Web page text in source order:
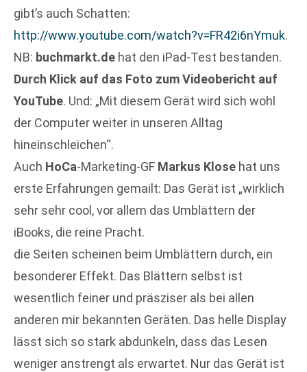
gibt’s auch Schatten:
http://www.youtube.com/watch?v=FR42i6nYmuk.
NB: buchmarkt.de hat den iPad-Test bestanden.
Durch Klick auf das Foto zum Videobericht auf
YouTube. Und: „Mit diesem Gerät wird sich wohl
der Computer weiter in unseren Alltag
hineinschleichen“.
Auch HoCa-Marketing-GF Markus Klose hat uns
erste Erfahrungen gemailt: Das Gerät ist „wirklich
sehr sehr cool, vor allem das Umblättern der
iBooks, die reine Pracht.
die Seiten scheinen beim Umblättern durch, ein
besonderer Effekt. Das Blättern selbst ist
wesentlich feiner und präsziser als bei allen
anderen mir bekannten Geräten. Das helle Display
lässt sich so stark abdunkeln, dass das Lesen
weniger anstrengt als erwartet. Nur das Gerät ist